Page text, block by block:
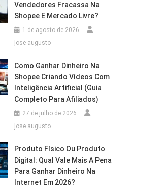
Vendedores Fracassa Na
Shopee E Mercado Livre?
1 de agosto de 2026
jose augusto
Como Ganhar Dinheiro Na
Shopee Criando Vídeos Com
Inteligência Artificial (Guia
Completo Para Afiliados)
27 de julho de 2026
jose augusto
Produto Físico Ou Produto
Digital: Qual Vale Mais A Pena
Para Ganhar Dinheiro Na
Internet Em 2026?